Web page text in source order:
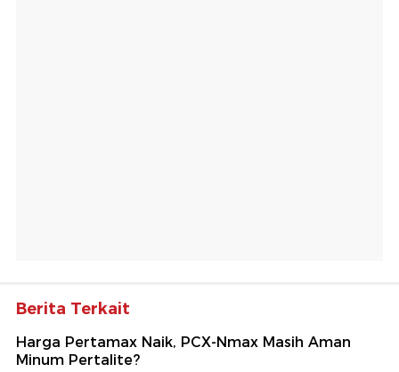
Berita Terkait
Harga Pertamax Naik, PCX-Nmax Masih Aman
Minum Pertalite?